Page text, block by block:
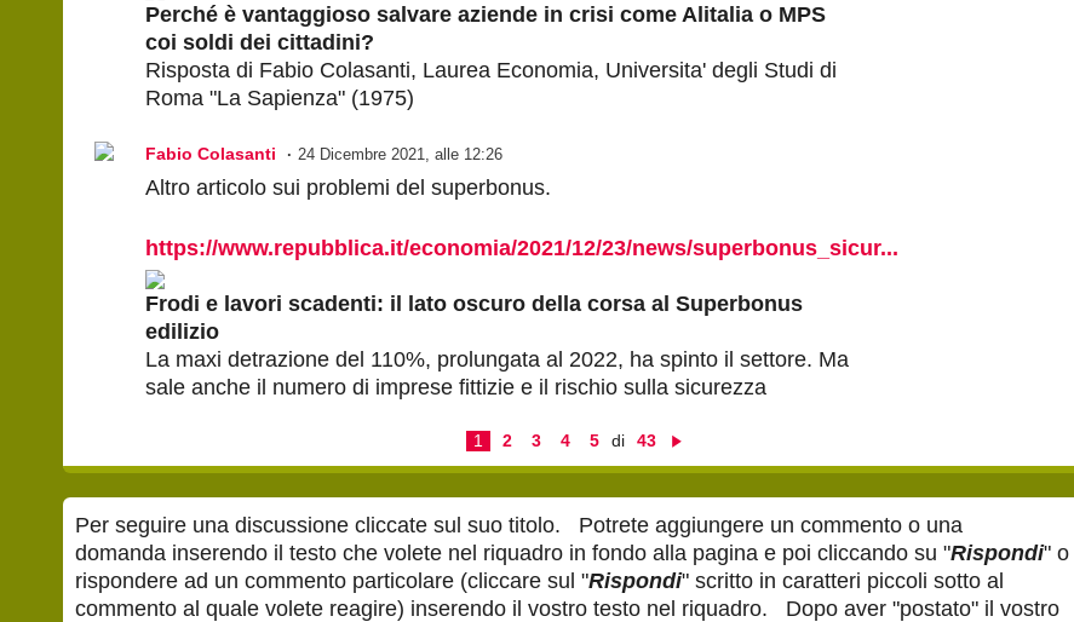
Perché è vantaggioso salvare aziende in crisi come Alitalia o MPS
coi soldi dei cittadini?
Risposta di Fabio Colasanti, Laurea Economia, Universita' degli Studi di
Roma "La Sapienza" (1975)
Fabio Colasanti 24 Dicembre 2021, alle 12:26
Altro articolo sui problemi del superbonus.
https://www.repubblica.it/economia/2021/12/23/news/superbonus_sicur...
Frodi e lavori scadenti: il lato oscuro della corsa al Superbonus
edilizio
La maxi detrazione del 110%, prolungata al 2022, ha spinto il settore. Ma
sale anche il numero di imprese fittizie e il rischio sulla sicurezza
1 2 3 4 5 di 43
u
c
e
s
si
v
Per seguire una discussione cliccate sul suo titolo. Potrete aggiungere un commento o una
domanda inserendo il testo che volete nel riquadro in fondo alla pagina e poi cliccando su "Rispondi" o
rispondere ad un commento particolare (cliccare sul "Rispondi" scritto in caratteri piccoli sotto al
commento al quale volete reagire) inserendo il vostro testo nel riquadro. Dopo aver "postato" il vostro